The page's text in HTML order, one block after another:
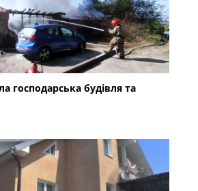
господарська будівля та